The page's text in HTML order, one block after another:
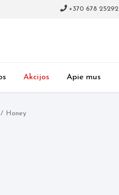
+370 678 25292
Akcijos Apie mus
/ Honey